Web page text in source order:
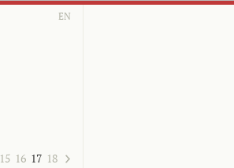
EN
15 16 17 18